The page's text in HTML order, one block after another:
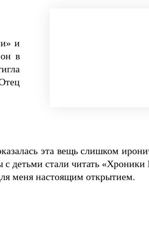
и
в
эта вещь слишком
детьми стали читать
меня настоящим открытием.